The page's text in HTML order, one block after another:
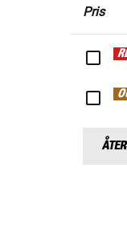
Pris